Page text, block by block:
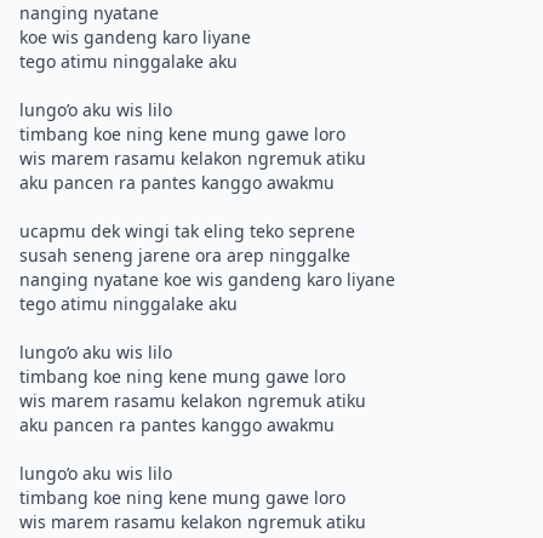
nanging nyatane
koe wis gandeng karo liyane
tego atimu ninggalake aku
lungo’o aku wis lilo
timbang koe ning kene mung gawe loro
wis marem rasamu kelakon ngremuk atiku
aku pancen ra pantes kanggo awakmu
ucapmu dek wingi tak eling teko seprene
susah seneng jarene ora arep ninggalke
nanging nyatane koe wis gandeng karo liyane
tego atimu ninggalake aku
lungo’o aku wis lilo
timbang koe ning kene mung gawe loro
wis marem rasamu kelakon ngremuk atiku
aku pancen ra pantes kanggo awakmu
lungo’o aku wis lilo
timbang koe ning kene mung gawe loro
wis marem rasamu kelakon ngremuk atiku